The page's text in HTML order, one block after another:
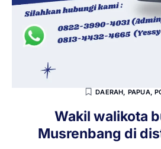
DAERAH, PAPUA,
Wakil walikota
Musrenbang di